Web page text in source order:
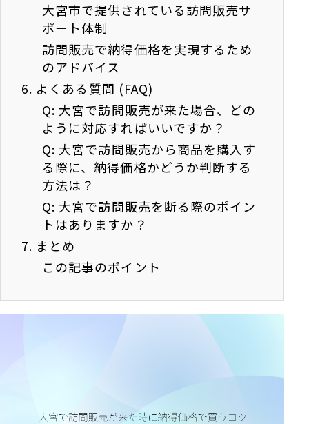
大宮市で提供されている訪問販売サ
ポート体制
訪問販売で納得価格を実現するため
のアドバイス
6. よくある質問 (FAQ)
Q: 大宮で訪問販売が来た場合、どの
ように対応すればいいですか？
Q: 大宮で訪問販売から商品を購入す
る際に、納得価格かどうか判断する
方法は？
Q: 大宮で訪問販売を断る際のポイン
トはありますか？
7. まとめ
この記事のポイント